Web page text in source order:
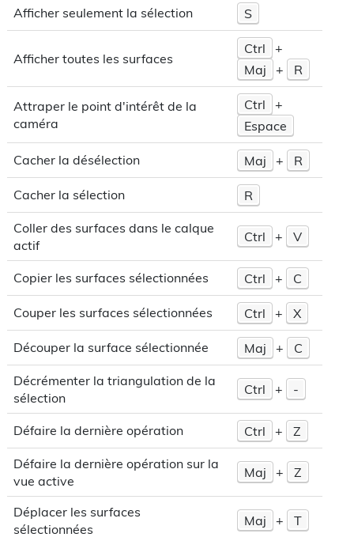
Afficher seulement la sélection S
Afficher toutes les surfaces
Ctrl
+
Maj
+ R
Attraper le point d'intérêt de la
caméra
Ctrl
+
Espace
Cacher la désélection Maj + R
Cacher la sélection R
Coller des surfaces dans le calque
actif
Ctrl + V
Copier les surfaces sélectionnées Ctrl + C
Couper les surfaces sélectionnées Ctrl + X
Découper la surface sélectionnée Maj + C
Décrémenter la triangulation de la
sélection
Ctrl + -
Défaire la dernière opération Ctrl + Z
Défaire la dernière opération sur la
vue active
Maj + Z
Déplacer les surfaces
sélectionnées
Maj + T